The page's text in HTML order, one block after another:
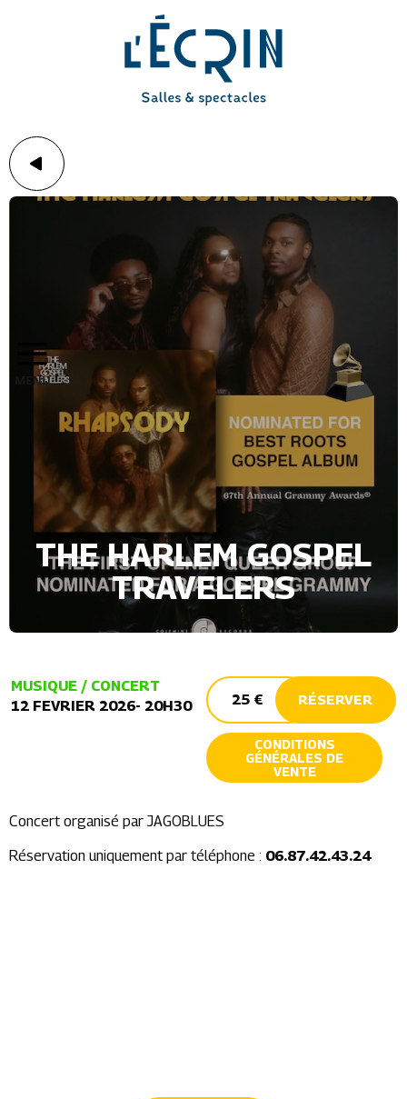
THE HARLEM GOSPEL
TRAVELERS
MUSIQUE / CONCERT
12 FEVRIER 2026- 20H30
25 € RÉSERVER
CONDITIONS
GÉNÉRALES DE
VENTE
Concert organisé par JAGOBLUES
Réservation uniquement par téléphone : 06.87.42.43.24